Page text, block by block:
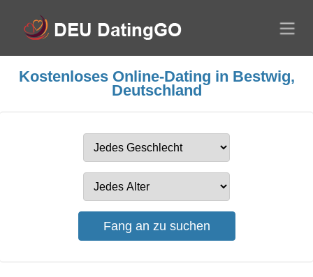
Kostenloses Online-Dating in Bestwig,
Deutschland